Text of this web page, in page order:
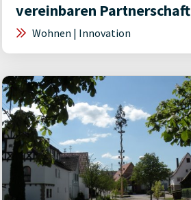
vereinbaren Partnerschaft
Wohnen | Innovation